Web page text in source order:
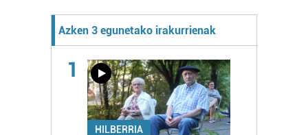
Azken 3 egunetako irakurrienak
1
HILBERRIA